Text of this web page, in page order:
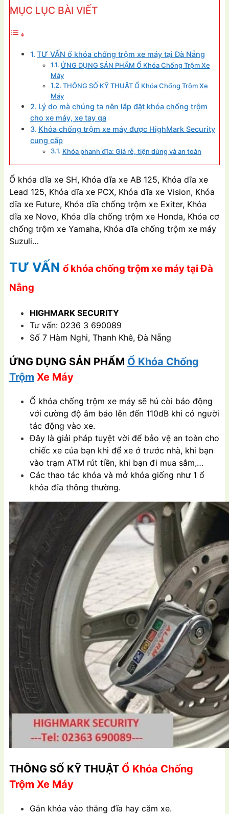
MỤC LỤC BÀI VIẾT
TƯ VẤN ổ khóa chống trộm xe máy tại Đà Nẵng
ỨNG DỤNG SẢN PHẨM Ổ Khóa Chống Trộm Xe
Máy
THÔNG SỐ KỸ THUẬT Ổ Khóa Chống Trộm Xe
Máy
Lý do mà chúng ta nên lắp đặt khóa chống trộm
cho xe máy, xe tay ga
Khóa chống trộm xe máy được HighMark Security
cung cấp
Khóa phanh đĩa: Giá rẻ, tiện dùng và an toàn
Ổ khóa dĩa xe SH, Khóa dĩa xe AB 125, Khóa dĩa xe
Lead 125, Khóa dĩa xe PCX, Khóa dĩa xe Vision, Khóa
dĩa xe Future, Khóa dĩa chống trộm xe Exiter, Khóa
dĩa xe Novo, Khóa dĩa chống trộm xe Honda, Khóa cơ
chống trộm xe Yamaha, Khóa dĩa chống trộm xe máy
Suzuli…
TƯ VẤN ổ khóa chống trộm xe máy tại Đà
Nẵng
HIGHMARK SECURITY
Tư vấn: 0236 3 690089
Số 7 Hàm Nghi, Thanh Khê, Đà Nẵng
ỨNG DỤNG SẢN PHẨM Ổ Khóa Chống
Trộm Xe Máy
Ổ khóa chống trộm xe máy sẽ hú còi báo động
với cường độ âm báo lên đến 110dB khi có người
tác động vào xe.
Đây là giải pháp tuyệt vời để bảo vệ an toàn cho
chiếc xe của bạn khi để xe ở trước nhà, khi bạn
vào trạm ATM rút tiền, khi bạn đi mua sắm,…
Các thao tác khóa và mở khóa giống như 1 ổ
khóa đĩa thông thường.
THÔNG SỐ KỸ THUẬT Ổ Khóa Chống
Trộm Xe Máy
Gắn khóa vào thắng đĩa hay căm xe.